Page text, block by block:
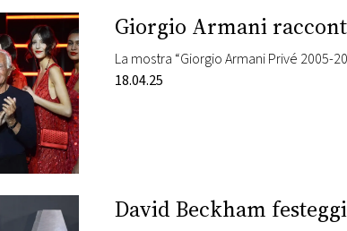
Giorgio Armani
18.04.25
David Beckham